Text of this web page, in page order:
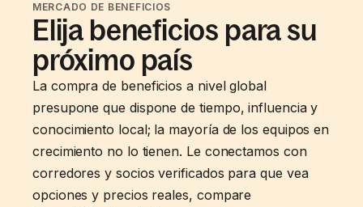
MERCADO DE BENEFICIOS
Elija beneficios para su
próximo país
La compra de beneficios a nivel global
presupone que dispone de tiempo, influencia y
conocimiento local; la mayoría de los equipos en
crecimiento no lo tienen. Le conectamos con
corredores y socios verificados para que vea
opciones y precios reales, compare